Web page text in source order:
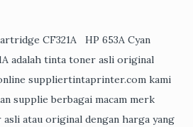
CF321A HP 653A Cyan
adalah tinta toner asli original
suppliertintaprinter.com kami
supplie berbagai macam merk
atau original dengan harga yang